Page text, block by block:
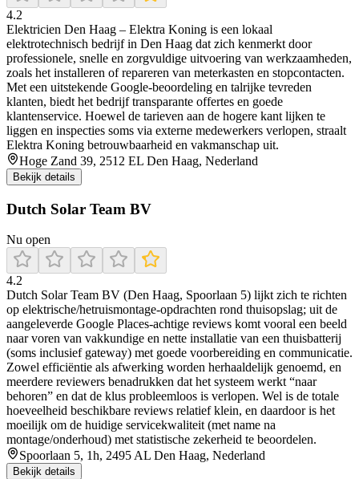
4.2
Elektricien Den Haag – Elektra Koning is een lokaal
elektrotechnisch bedrijf in Den Haag dat zich kenmerkt door
professionele, snelle en zorgvuldige uitvoering van werkzaamheden,
zoals het installeren of repareren van meterkasten en stopcontacten.
Met een uitstekende Google‑beoordeling en talrijke tevreden
klanten, biedt het bedrijf transparante offertes en goede
klantenservice. Hoewel de tarieven aan de hogere kant lijken te
liggen en inspecties soms via externe medewerkers verlopen, straalt
Elektra Koning betrouwbaarheid en vakmanschap uit.
Hoge Zand 39, 2512 EL Den Haag, Nederland
Bekijk details
Dutch Solar Team BV
Nu open
4.2
Dutch Solar Team BV (Den Haag, Spoorlaan 5) lijkt zich te richten
op elektrische/hetruismontage-opdrachten rond thuisopslag; uit de
aangeleverde Google Places-achtige reviews komt vooral een beeld
naar voren van vakkundige en nette installatie van een thuisbatterij
(soms inclusief gateway) met goede voorbereiding en communicatie.
Zowel efficiëntie als afwerking worden herhaaldelijk genoemd, en
meerdere reviewers benadrukken dat het systeem werkt “naar
behoren” en dat de klus probleemloos is verlopen. Wel is de totale
hoeveelheid beschikbare reviews relatief klein, en daardoor is het
moeilijk om de huidige servicekwaliteit (met name na
montage/onderhoud) met statistische zekerheid te beoordelen.
Spoorlaan 5, 1h, 2495 AL Den Haag, Nederland
Bekijk details